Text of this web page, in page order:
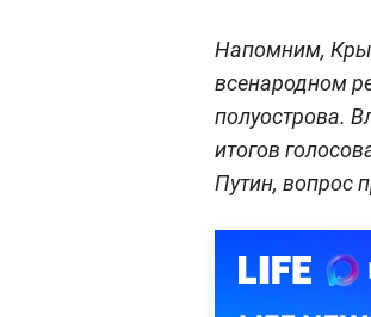
Напомним,
всенародном
полуострова.
итогов
Путин, вопрос